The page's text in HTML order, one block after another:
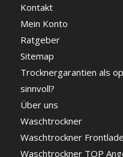
Kontakt
Mein Konto
Ratgeber
Sitemap
Trocknergarantien als
sinnvoll?
Über uns
Waschtrockner
Waschtrockner
Waschtrockner TOP